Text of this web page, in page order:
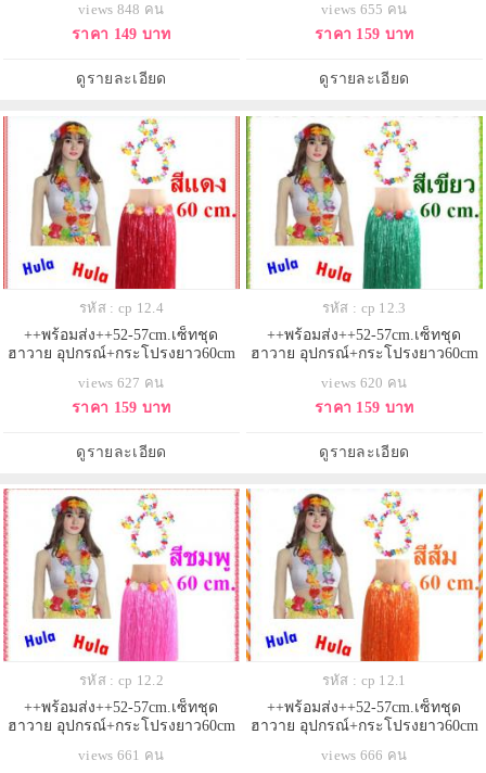
กระโปรงเชือกฟาง กระโปรงเต้น
ฮาวาย
views 848 คน
ราคา 149 บาท
ดูรายละเอียด
ฮาวาย กระโปรงเชือกฟาง กระโปรง
เต้นฮาวาย
views 655 คน
ราคา 159 บาท
ดูรายละเอียด
รหัส : cp 12.4
++พร้อมส่ง++52-57cm.เซ็ทชุด
ฮาวาย อุปกรณ์+กระโปรงยาว60cm
ฮาวาย กระโปรงเชือกฟาง กระโปรง
เต้นฮาวาย
views 627 คน
ราคา 159 บาท
ดูรายละเอียด
รหัส : cp 12.3
++พร้อมส่ง++52-57cm.เซ็ทชุด
ฮาวาย อุปกรณ์+กระโปรงยาว60cm
ฮาวาย กระโปรงเชือกฟาง กระโปรง
เต้นฮาวาย
views 620 คน
ราคา 159 บาท
ดูรายละเอียด
รหัส : cp 12.2
++พร้อมส่ง++52-57cm.เซ็ทชุด
ฮาวาย อุปกรณ์+กระโปรงยาว60cm
ฮาวาย กระโปรงเชือกฟาง กระโปรง
views 661 คน
รหัส : cp 12.1
++พร้อมส่ง++52-57cm.เซ็ทชุด
ฮาวาย อุปกรณ์+กระโปรงยาว60cm
ฮาวาย กระโปรงเชือกฟาง กระโปรง
views 666 คน